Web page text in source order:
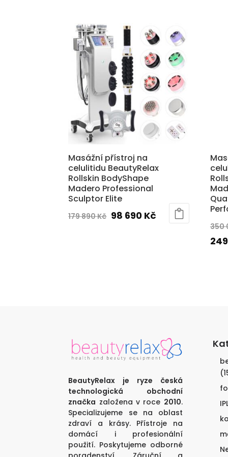
890 Kč.
890 Kč.
Masážní přístroj na
celulitidu BeautyRelax
Rollskin BodyShape
Madero Professional
Sculptor Elite
179 890Kč Původní
98 690 Kč Aktuální
350
BeautyRelax je ryze česká
technologická obchodní
značka založena v roce 2010.
Specializujeme se na oblast
zdraví a krásy. Přístroje na
domácí i profesionální
použití. Poskytujeme odborné